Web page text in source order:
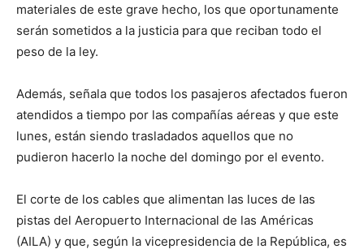
materiales de este grave hecho, los que oportunamente
serán sometidos a la justicia para que reciban todo el
peso de la ley.
Además, señala que todos los pasajeros afectados fueron
atendidos a tiempo por las compañías aéreas y que este
lunes, están siendo trasladados aquellos que no
pudieron hacerlo la noche del domingo por el evento.
El corte de los cables que alimentan las luces de las
pistas del Aeropuerto Internacional de las Américas
(AILA) y que, según la vicepresidencia de la República, es